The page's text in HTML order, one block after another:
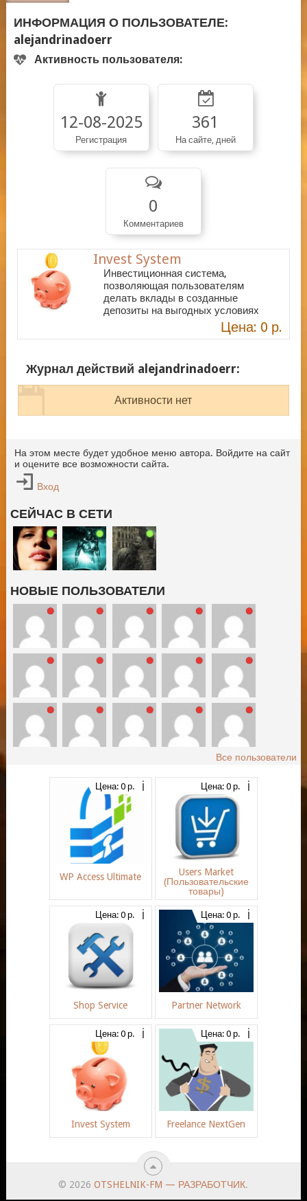
ИНФОРМАЦИЯ О ПОЛЬЗОВАТЕЛЕ:
alejandrinadoerr
Активность пользователя:
12-08-2025
Регистрация
361
На сайте, дней
0
Комментариев
Invest System
Инвестиционная система,
позволяющая пользователям
делать вклады в созданные
депозиты на выгодных условиях
Цена: 0 р.
Журнал действий alejandrinadoerr:
Активности нет
На этом месте будет удобное меню автора. Войдите на сайт
и оцените все возможности сайта.
Вход
СЕЙЧАС В СЕТИ
НОВЫЕ ПОЛЬЗОВАТЕЛИ
Все пользователи
Цена: 0 р.
WP Access Ultimate
Цена: 0 р.
Users Market
(Пользовательские
товары)
Цена: 0 р.
Shop Service
Цена: 0 р.
Partner Network
Цена: 0 р.
Invest System
Цена: 0 р.
Freelance NextGen
© 2026OTSHELNIK-FM — РАЗРАБОТЧИК.